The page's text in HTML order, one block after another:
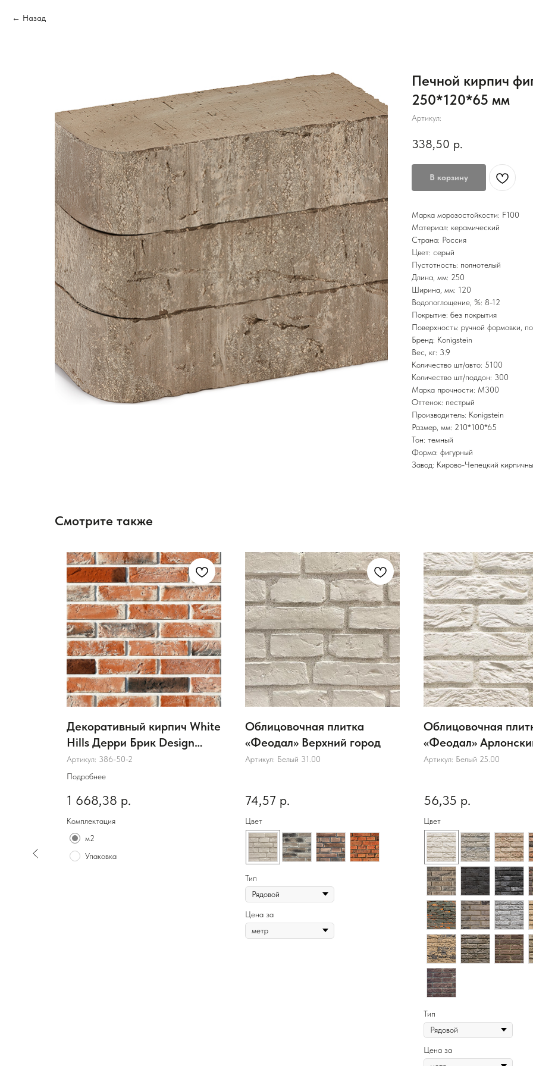
Назад
Печной кирпич
250*120*65 мм
Артикул:
338,50 р.
В корзину
Марка морозостойкости: F100
Материал: керамический
Страна: Россия
Цвет: серый
Пустотность: полнотелый
Длина, мм: 250
Ширина, мм: 120
Водопоглощение, %: 8-12
Покрытие: без покрытия
Поверхность: ручной формовки,
Бренд: Konigstein
Вес, кг: 3.9
Количество шт/авто: 5100
Количество шт/поддон: 300
Марка прочности: М300
Оттенок: пестрый
Производитель: Konigstein
Размер, мм: 210*100*65
Тон: темный
Форма: фигурный
Завод: Кирово-Чепецкий
Смотрите также
Декоративный кирпич White
Hills Дерри Брик Design
цвет 386-50
Артикул: 386-50-2
Подробнее
1 668,38 р.
Комплектация
м2
Упаковка
Облицовочная плитка
«Феодал» Верхний город
Артикул: Белый 31.00
74,57 р.
Цвет
Тип
Цена за
Облицовочная
«Феодал»
Артикул: Белый 25.00
56,35 р.
Цвет
Тип
Цена за